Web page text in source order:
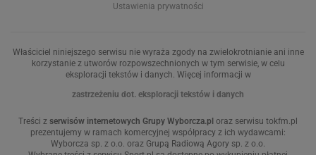
Ustawienia prywatności
Właściciel niniejszego serwisu nie wyraża zgody na zwielokrotnianie ani inne
korzystanie z utworów rozpowszechnionych w tym serwisie, w celu
eksploracji tekstów i danych. Więcej informacji w
zastrzeżeniu dot. eksploracji tekstów i danych
Treści z serwisów internetowych Grupy Wyborcza.pl oraz serwisu tokfm.pl
prezentujemy w ramach komercyjnej współpracy z ich wydawcami:
Wyborcza sp. z o.o. oraz Grupą Radiową Agory sp. z o.o.